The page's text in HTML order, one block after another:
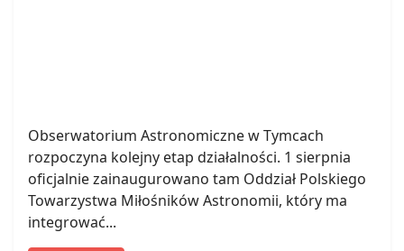
Obserwatorium Astronomiczne w Tymcach
rozpoczyna kolejny etap działalności. 1 sierpnia
oficjalnie zainaugurowano tam Oddział Polskiego
Towarzystwa Miłośników Astronomii, który ma
integrować...